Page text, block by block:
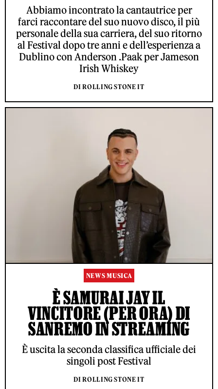
Abbiamo incontrato la cantautrice per
farci raccontare del suo nuovo disco, il più
personale della sua carriera, del suo ritorno
al Festival dopo tre anni e dell’esperienza a
Dublino con Anderson .Paak per Jameson
Irish Whiskey
DI ROLLING STONE IT
NEWS MUSICA
È SAMURAI JAY IL
VINCITORE (PER ORA) DI
SANREMO IN STREAMING
È uscita la seconda classifica ufficiale dei
singoli post Festival
DI ROLLING STONE IT